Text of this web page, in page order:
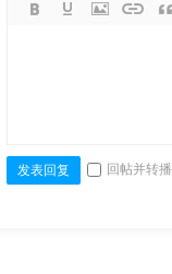
发表回复 回帖并转播